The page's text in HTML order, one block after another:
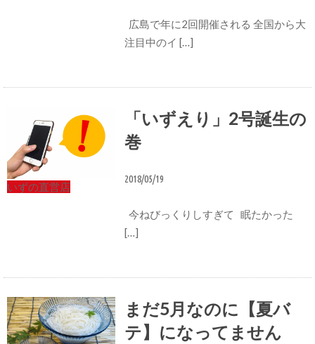
広島で年に2回開催される 全国から大
注目中のイ […]
いずの直営店
「いずえり」2号誕生の
巻
2018/05/19
今ねびっくりしすぎて 眠たかった
[…]
まだ5月なのに【夏バ
テ】になってません